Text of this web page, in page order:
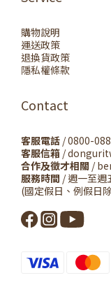
購物說明
運送政策
退換貨政策
隱私權條款
Contact
客服電話 / 0800-
客服信箱 /
合作及徵才相關 /
服務時間 / 週一至週
(國定假日、例假日